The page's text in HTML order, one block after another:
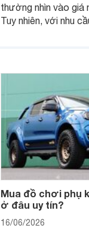
thường nhìn vào
Tuy nhiên, với nhu
không, dùng được
Mua đồ chơi phụ
ở đâu uy tín?
16/06/2026